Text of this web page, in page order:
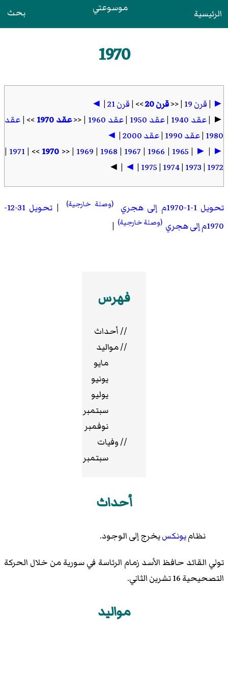
الرئيسية موسوعتي بحث
1970
►
|قرن 19 | <<قرن 20 >> |قرن 21 |
◄
► |عقد 1940 |عقد 1950 |عقد 1960 | <<عقد 1970 >> |عقد
1980
|عقد 1990 |عقد 2000 |
◄
►
|
►
|
1965
|
1966
|
1967
|
1968
|
1969
| <<
1970
>> |
1971
|
1972
|
1973
|
1974
|
1975
|
◄
| ◄
تحويل 1-1-1970م إلى هجري (وصلة خارجية) |
تحويل 31-12-
1970م إلى هجري
(وصلة خارجية) |
فهرس
//أحداث
//مواليد
مايو
يونيو
يوليو
سبتمبر
نوفمبر
//وفيات
سبتمبر
أحداث
نظاميونكسيخرج إلى الوجود.
تولي القائد حافظ الأسد زمام الرئاسة في سورية من خلال الحركة
التصحيحية 16 تشرين الثاني.
مواليد